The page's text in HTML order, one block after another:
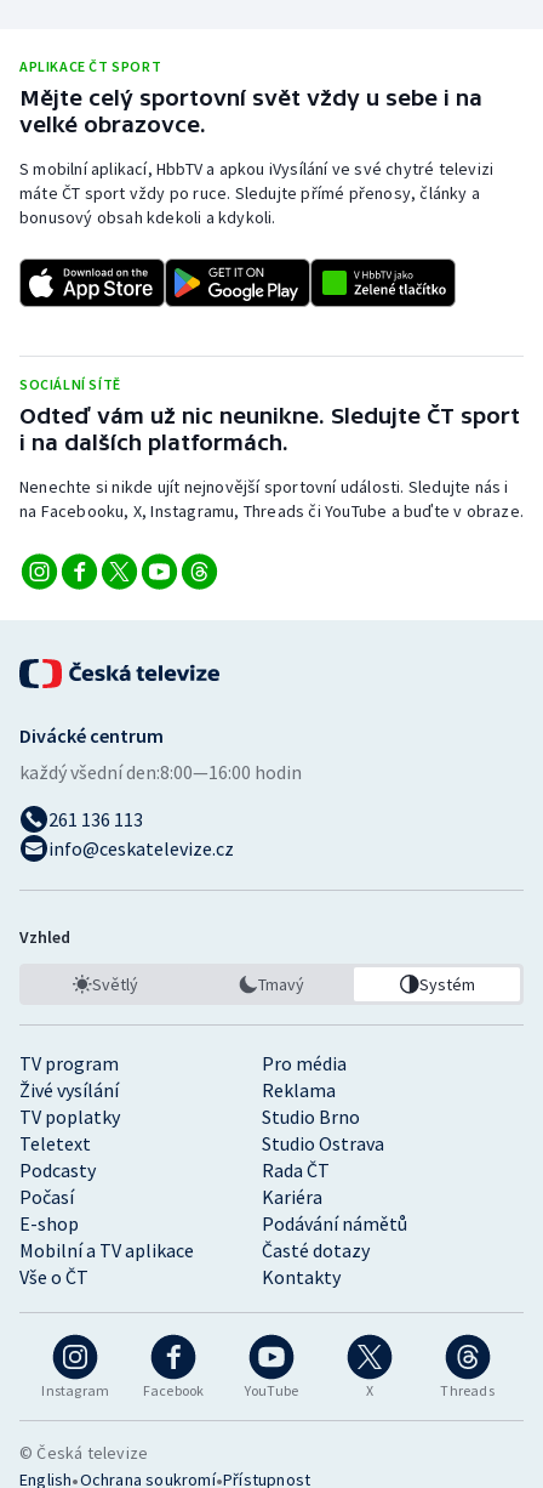
APLIKACE ČT SPORT
Mějte celý sportovní svět vždy u sebe i na
velké obrazovce.
S mobilní aplikací, HbbTV a apkou iVysílání ve své chytré televizi
máte ČT sport vždy po ruce. Sledujte přímé přenosy, články a
bonusový obsah kdekoli a kdykoli.
SOCIÁLNÍ SÍTĚ
Odteď vám už nic neunikne. Sledujte ČT sport
i na dalších platformách.
Nenechte si nikde ujít nejnovější sportovní události. Sledujte nás i
na Facebooku, X, Instagramu, Threads či YouTube a buďte v obraze.
Instagram Facebook YouTube X Threads
TV program
Pro média
Živé vysílání
Reklama
TV poplatky
Studio Brno
Teletext
Studio Ostrava
Podcasty
Rada ČT
Počasí
Kariéra
E-shop
Podávání námětů
Mobilní a TV aplikace
Časté dotazy
Vše o ČT
Kontakty
Divácké centrum
každý všední den:8:00—16:00 hodin
261 136 113
info@ceskatelevize.cz
Vzhled
Světlý Tmavý Systém
© Česká televize
English•Ochrana soukromí•Přístupnost